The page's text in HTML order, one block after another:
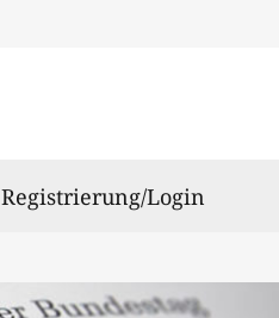
Registrierung/Login